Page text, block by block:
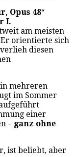
Opus 48“
I.
am meisten
Er orientierte sich
diesen
mehreren
im Sommer
einer
– ganz ohne
ist beliebt, aber